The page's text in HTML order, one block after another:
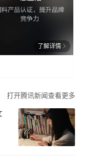
了解详情
打开腾讯新闻查看更多